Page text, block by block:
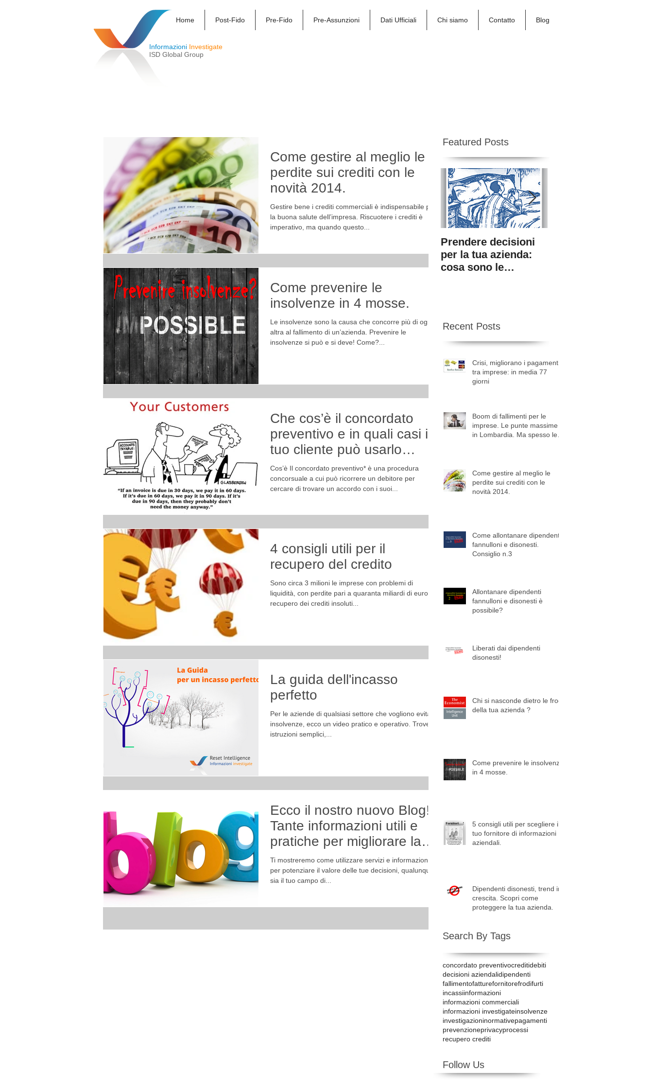
Home Post-Fido Pre-Fido Pre-Assunzioni Dati Ufficiali Chi siamo Contatto Blog
Informazioni Investigate
ISD Global Group
Come gestire al meglio le
perdite sui crediti con le
novità 2014.
Gestire bene i crediti commerciali è indispensabile per
la buona salute dell’impresa. Riscuotere i crediti è
imperativo, ma quando questo...
Come prevenire le
insolvenze in 4 mosse.
Le insolvenze sono la causa che concorre più di ogni
altra al fallimento di un’azienda. Prevenire le
insolvenze si può e si deve! Come?...
Che cos’è il concordato
preventivo e in quali casi il
tuo cliente può usarlo
contro di te
Cos’è Il concordato preventivo* è una procedura
concorsuale a cui può ricorrere un debitore per
cercare di trovare un accordo con i suoi...
4 consigli utili per il
recupero del credito
Sono circa 3 milioni le imprese con problemi di
liquidità, con perdite pari a quaranta miliardi di euro. Il
recupero dei crediti insoluti...
La guida dell'incasso
perfetto
Per le aziende di qualsiasi settore che vogliono evitare
insolvenze, ecco un video pratico e operativo. Troverai
istruzioni semplici,...
Ecco il nostro nuovo Blog!
Tante informazioni utili e
pratiche per migliorare la
qualità delle tue d
Ti mostreremo come utilizzare servizi e informazioni
per potenziare il valore delle tue decisioni, qualunque
sia il tuo campo di...
Featured Posts
Prendere decisioni
per la tua azienda:
cosa sono le
Recent Posts
Crisi, migliorano i pagamenti
tra imprese: in media 77
giorni
Boom di fallimenti per le
imprese. Le punte massime
in Lombardia. Ma spesso le
Come gestire al meglio le
perdite sui crediti con le
novità 2014.
Come allontanare dipendenti
fannulloni e disonesti.
Consiglio n.3
Allontanare dipendenti
fannulloni e disonesti è
possibile?
Liberati dai dipendenti
disonesti!
Chi si nasconde dietro le frodi
della tua azienda ?
Come prevenire le insolvenze
in 4 mosse.
5 consigli utili per scegliere il
tuo fornitore di informazioni
aziendali.
Dipendenti disonesti, trend in
crescita. Scopri come
proteggere la tua azienda.
Search By Tags
concordato preventivocreditidebiti
decisioni aziendalidipendenti
fallimentofatturefornitorefrodifurti
incassiinformazioni
informazioni commerciali
informazioni investigateinsolvenze
investigazioninormativepagamenti
prevenzioneprivacyprocessi
recupero crediti
Follow Us